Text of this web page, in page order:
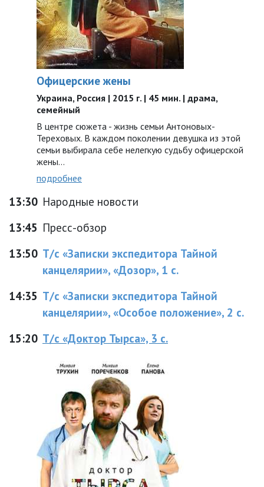
Офицерские жены
Украина, Россия | 2015 г. | 45 мин. | драма,
семейный
В центре сюжета - жизнь семьи Антоновых-
Тереховых. В каждом поколении девушка из этой
семьи выбирала себе нелегкую судьбу офицерской
жены...
подробнее
13:30 Народные новости
13:45 Пресс-обзор
13:50 Т/с «Записки экспедитора Тайной
канцелярии», «Дозор», 1 с.
14:35 Т/с «Записки экспедитора Тайной
канцелярии», «Особое положение», 2 с.
15:20 Т/с «Доктор Тырса», 3 с.